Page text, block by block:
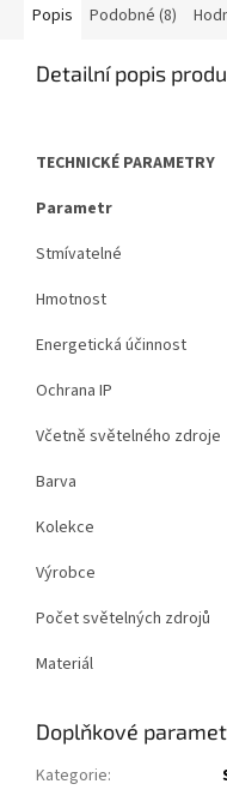
Popis Podobné (8)
Detailní popis
TECHNICKÉ PARAMETRY
Parametr
Stmívatelné
Hmotnost
Energetická účinnost
Ochrana IP
Včetně světelného zdroje
Barva
Kolekce
Výrobce
Počet světelných zdrojů
Materiál
Doplňkové
Kategorie: